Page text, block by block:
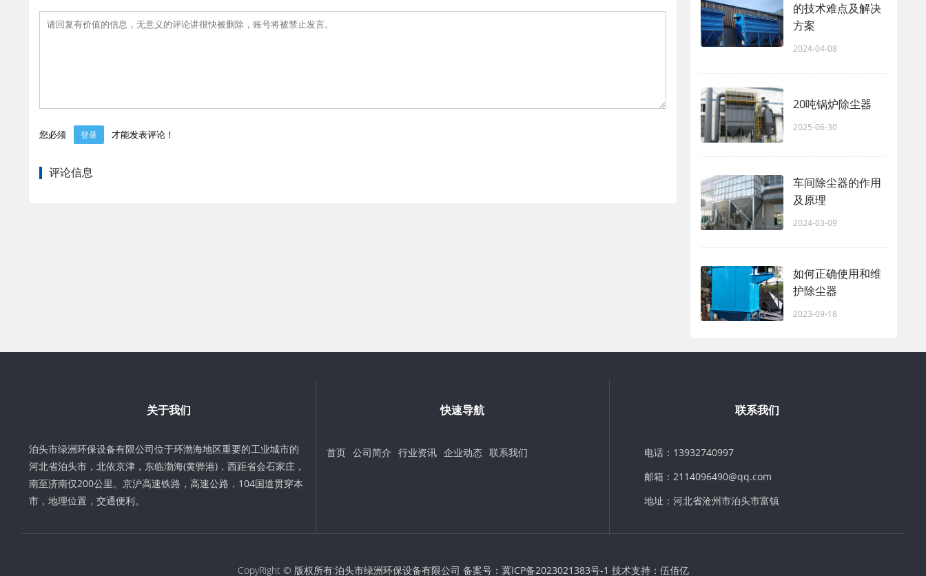
您必须 登录 才能发表评论！
评论信息
的技术难点及解决
方案
2024-04-08
20吨锅炉除尘器
2025-06-30
车间除尘器的作用
及原理
2024-03-09
如何正确使用和维
护除尘器
2023-09-18
关于我们
泊头市绿洲环保设备有限公司位于环渤海地区重要的工业城市的
河北省泊头市，北依京津，东临渤海(黄骅港)，西距省会石家庄，
南至济南仅200公里。京沪高速铁路，高速公路，104国道贯穿本
市，地理位置，交通便利。
快速导航
首页 公司简介 行业资讯 企业动态 联系我们
联系我们
电话：13932740997
邮箱：2114096490@qq.com
地址：河北省沧州市泊头市富镇
CopyRight © 版权所有:泊头市绿洲环保设备有限公司 备案号： 冀ICP备2023021383号-1 技术支持： 伍佰亿